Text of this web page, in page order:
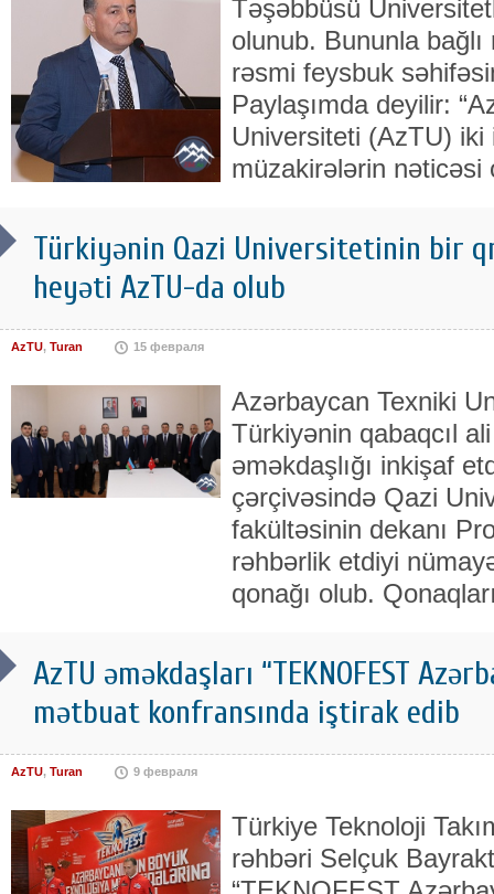
Təşəbbüsü
olunub. Bununla
rəsmi feysbuk
Paylaşımda deyilir:
Universiteti (AzTU) iki
müzakirələrin nəticəsi
Türkiyənin Qazi Universitetinin bir
heyəti AzTU-da olub
AzTU, Turan 15 февраля
Azərbaycan Texniki
Türkiyənin qabaqcıl
əməkdaşlığı inkişaf
çərçivəsində Qazi
fakültəsinin dekanı
rəhbərlik etdiyi
qonağı olub.
AzTU əməkdaşları “TEKNOFEST
mətbuat konfransında iştirak edib
AzTU, Turan 9 февраля
Türkiye Teknoloji
rəhbəri Selçuk